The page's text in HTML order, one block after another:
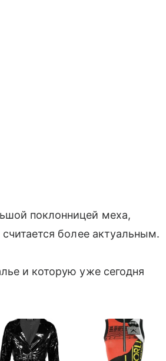
поклонницей меха,
более актуальным.
и которую уже сегодня